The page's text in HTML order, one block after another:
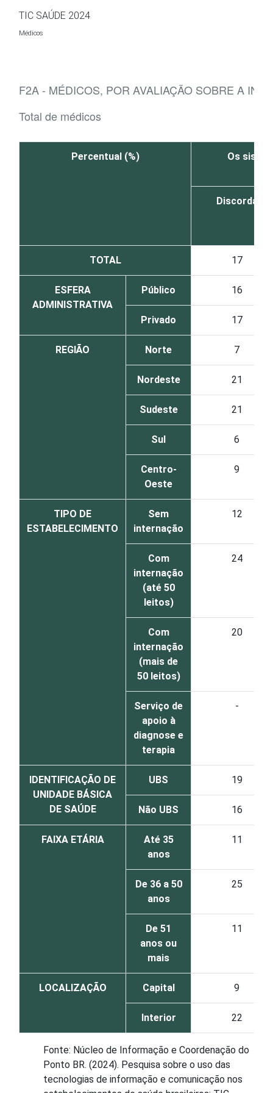
Ir para o conteúdo
TIC SAÚDE 2024
Médicos
F2A - MÉDICOS, POR AVALIAÇÃO SOBRE A
Total de médicos
Percentual (%) Os
Discorda
TOTAL 17
ESFERA
ADMINISTRATIVA
Público 16
Privado 17
REGIÃO Norte 7
Nordeste 21
Sudeste 21
Sul 6
Centro-
Oeste
9
TIPO DE
ESTABELECIMENTO
Sem
internação
12
Com
internação
(até 50
leitos)
24
Com
internação
(mais de
50 leitos)
20
Serviço de
apoio à
diagnose e
terapia
-
IDENTIFICAÇÃO DE
UNIDADE BÁSICA
DE SAÚDE
UBS 19
Não UBS 16
FAIXA ETÁRIA
Até 35
anos
11
De 36 a 50
anos
25
De 51
anos ou
mais
11
LOCALIZAÇÃO Capital 9
Interior 22
Fonte: Núcleo de Informação e Coordenação do
Ponto BR. (2024). Pesquisa sobre o uso das
tecnologias de informação e comunicação nos